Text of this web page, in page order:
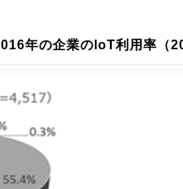
年の企業のIoT利用率（